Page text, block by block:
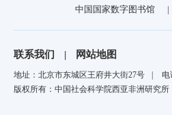
中国国家数字图书馆
|
联系我们 | 网站地图
地址：北京市东城区王府井大街27号 电
版权所有：中国社会科学院西亚非洲研究所